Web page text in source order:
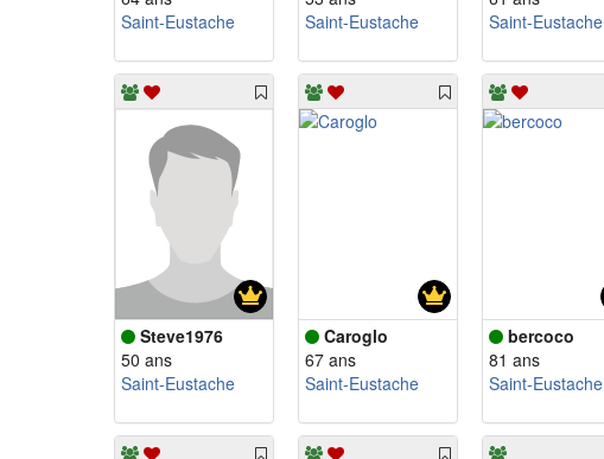
Saint-Eustache
Saint-Eustache
Saint-Eustache
Steve1976
50 ans
Saint-Eustache
Caroglo
67 ans
Saint-Eustache
bercoco
81 ans
Saint-Eustache